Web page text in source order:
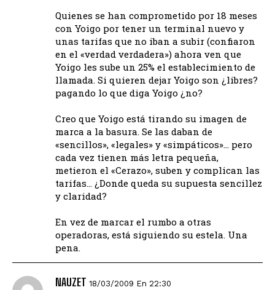
Quienes se han comprometido por 18 meses
con Yoigo por tener un terminal nuevo y
unas tarifas que no iban a subir (confiaron
en el «verdad verdadera») ahora ven que
Yoigo les sube un 25% el establecimiento de
llamada. Si quieren dejar Yoigo son ¿libres?
pagando lo que diga Yoigo ¿no?
Creo que Yoigo está tirando su imagen de
marca a la basura. Se las daban de
«sencillos», «legales» y «simpáticos»… pero
cada vez tienen más letra pequeña,
metieron el «Cerazo», suben y complican las
tarifas… ¿Donde queda su supuesta sencillez
y claridad?
En vez de marcar el rumbo a otras
operadoras, está siguiendo su estela. Una
pena.
NAUZET 18/03/2009 En 22:30